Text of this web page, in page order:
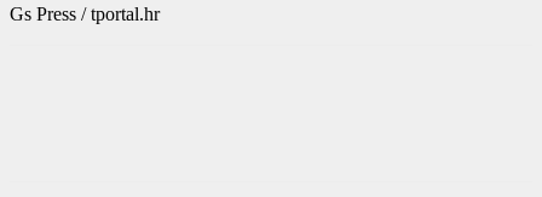
Gs Press / tportal.hr